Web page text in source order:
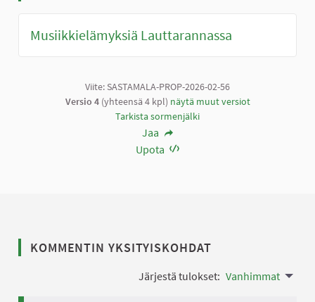
Musiikkielämyksiä Lauttarannassa
Viite: SASTAMALA-PROP-2026-02-56
Versio 4(yhteensä 4 kpl) näytä muut versiot
Tarkista sormenjälki
Jaa
Upota
KOMMENTIN YKSITYISKOHDAT
Järjestä tulokset: Vanhimmat